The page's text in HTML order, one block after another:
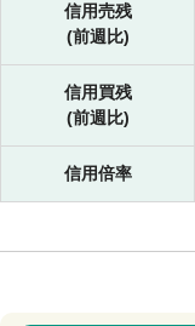
信用売残
(前週比)
信用買残
(前週比)
信用倍率